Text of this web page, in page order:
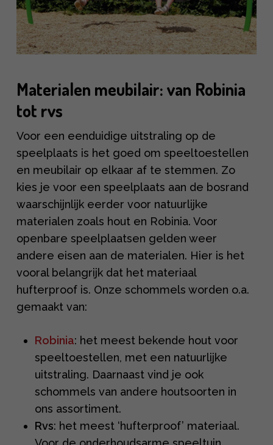
Materialen meubilair: van Robinia
tot rvs
Voor een eenduidige uitstraling op de
speelplaats is het goed om speeltoestellen
en meubilair op elkaar af te stemmen. Zo
kies je voor een speelplaats aan de bosrand
waarschijnlijk eerder voor natuurlijke
materialen zoals hout en Robinia. Voor
openbare speelplaatsen gelden weer
andere eisen aan de materialen. Hier is het
vooral belangrijk dat het materiaal
hufterproof is. Onze schommels worden o.a.
gemaakt van:
Robinia: het meest bekende hout voor
speeltoestellen, met een natuurlijke
uitstraling. Daarnaast vind je ook
schommels van andere houtsoorten in
ons assortiment.
Rvs: het meest ‘hufterproof’ materiaal.